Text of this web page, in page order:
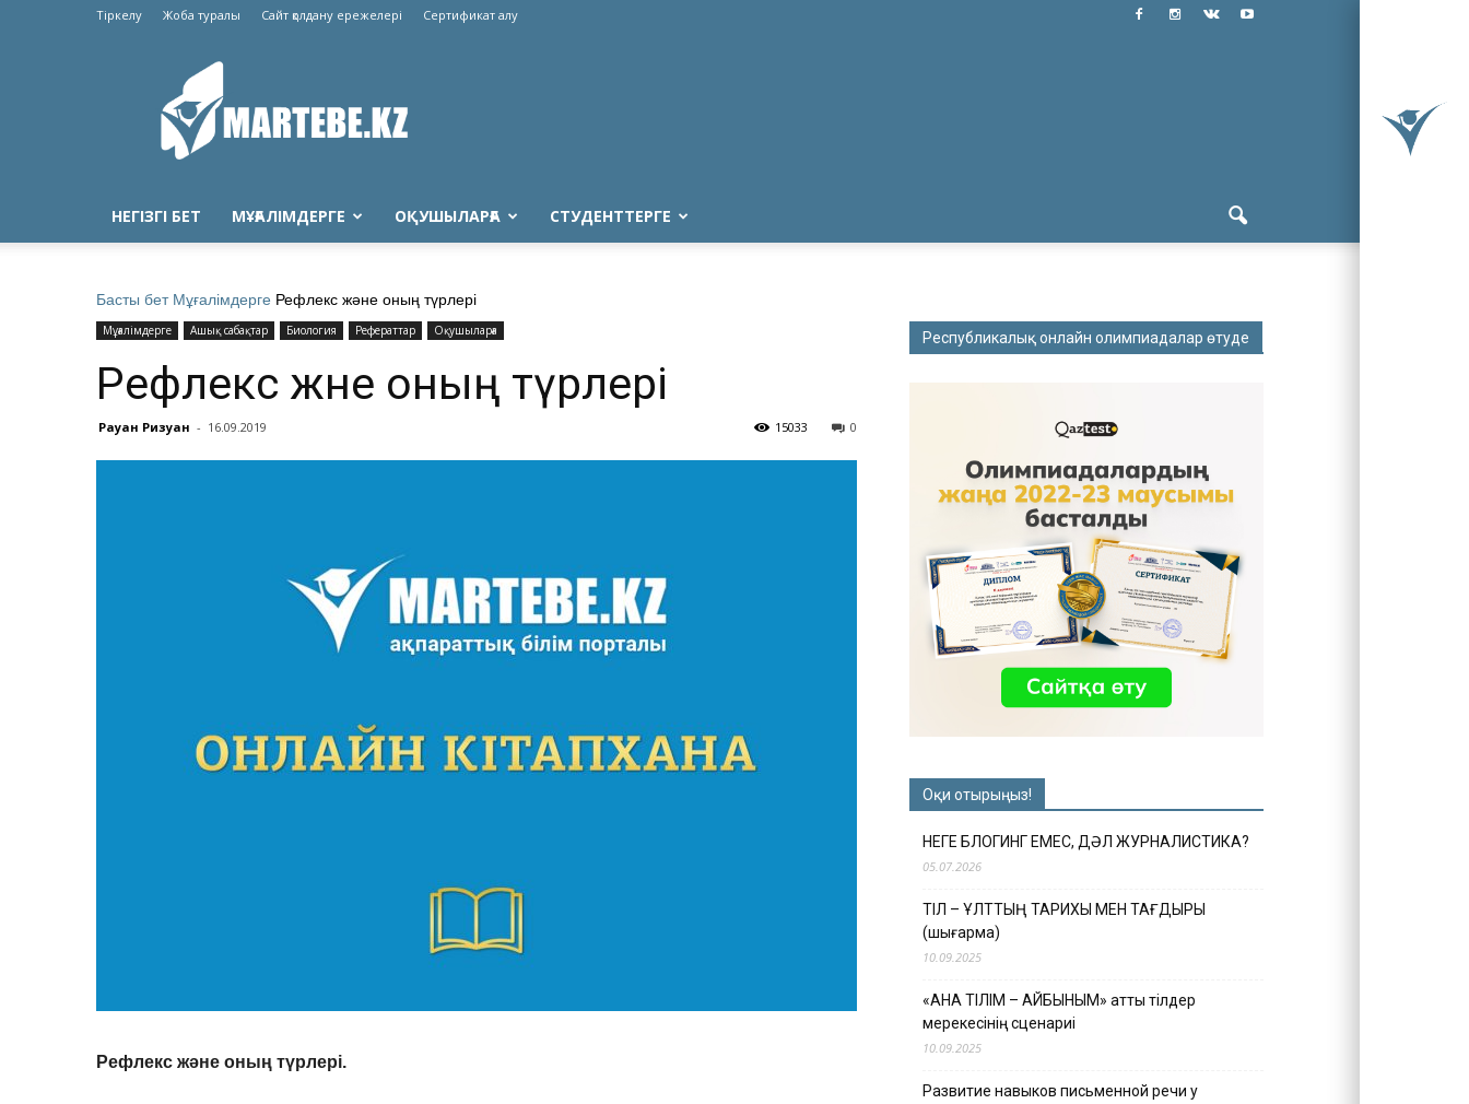
Тіркелу Жоба туралы Сайт қолдану ережелері Сертификат алу
Martebe.kz
білім
сайты
НЕГІЗГІ БЕТ МҰҒАЛІМДЕРГЕ ОҚУШЫЛАРҒА СТУДЕНТТЕРГЕ
Басты бет Мұғалімдерге Рефлекс және оның түрлері
Мұғалімдерге Ашық сабақтар Биология Рефераттар Оқушыларға
Рефлекс және оның түрлері
Рауан Ризуан - 16.09.2019 0
15033
Рефлекс және оның түрлері.
Республикалық онлайн олимпиадалар өтуде
Оқи отырыңыз!
НЕГЕ БЛОГИНГ ЕМЕС, ДӘЛ ЖУРНАЛИСТИКА?
05.07.2026
ТІЛ – ҰЛТТЫҢ ТАРИХЫ МЕН ТАҒДЫРЫ
(шығарма)
10.09.2025
«АНА ТІЛІМ – АЙБЫНЫМ» атты тілдер
мерекесінің сценариі
10.09.2025
Развитие навыков письменной речи у